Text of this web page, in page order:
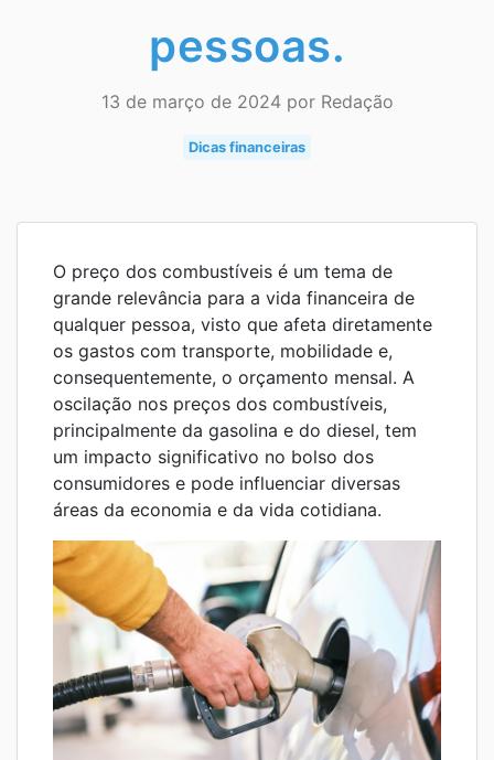
pessoas.
13 de março de 2024 por Redação
Dicas financeiras
O preço dos combustíveis é um tema de
grande relevância para a vida financeira de
qualquer pessoa, visto que afeta diretamente
os gastos com transporte, mobilidade e,
consequentemente, o orçamento mensal. A
oscilação nos preços dos combustíveis,
principalmente da gasolina e do diesel, tem
um impacto significativo no bolso dos
consumidores e pode influenciar diversas
áreas da economia e da vida cotidiana.